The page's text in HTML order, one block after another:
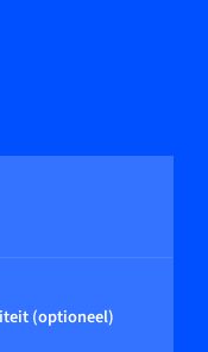
(optioneel)